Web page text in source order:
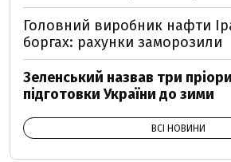
Головний виробник нафти
боргах: рахунки заморозили
Зеленський назвав три
підготовки України до зими
ВСІ НОВИНИ